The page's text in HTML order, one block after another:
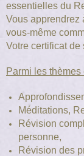
essentielles du
Vous apprendrez
vous-même
Votre certificat
Parmi les thèmes
Méditations,
Révision
personne,
Révision des